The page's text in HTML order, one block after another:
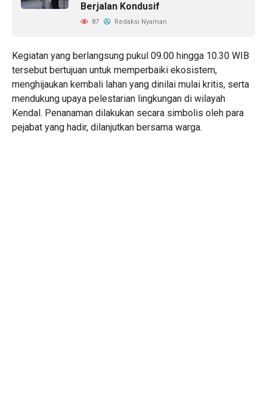
Berjalan Kondusif
87 Redaksi Nyaman
Kegiatan yang berlangsung pukul 09.00 hingga 10.30 WIB
tersebut bertujuan untuk memperbaiki ekosistem,
menghijaukan kembali lahan yang dinilai mulai kritis, serta
mendukung upaya pelestarian lingkungan di wilayah
Kendal. Penanaman dilakukan secara simbolis oleh para
pejabat yang hadir, dilanjutkan bersama warga.